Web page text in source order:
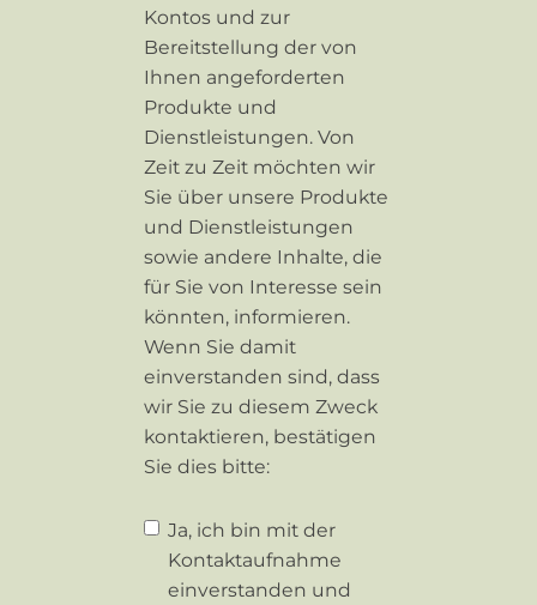
Kontos und zur
Bereitstellung der von
Ihnen angeforderten
Produkte und
Dienstleistungen. Von
Zeit zu Zeit möchten wir
Sie über unsere Produkte
und Dienstleistungen
sowie andere Inhalte, die
für Sie von Interesse sein
könnten, informieren.
Wenn Sie damit
einverstanden sind, dass
wir Sie zu diesem Zweck
kontaktieren, bestätigen
Sie dies bitte:
Ja, ich bin mit der
Kontaktaufnahme
einverstanden und